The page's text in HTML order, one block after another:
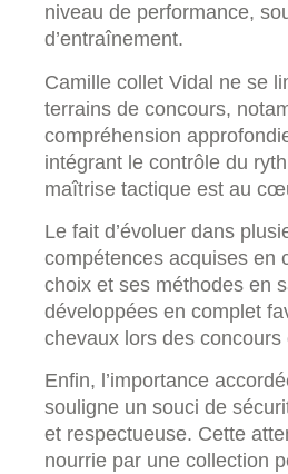
niveau de performance,
d’entraînement.
Camille collet Vidal ne se
terrains de concours,
compréhension
intégrant le contrôle du
maîtrise tactique est au
Le fait d’évoluer dans
compétences acquises en
choix et ses méthodes en
développées en complet
chevaux lors des concours
Enfin, l’importance
souligne un souci de
et respectueuse. Cette
nourrie par une collection